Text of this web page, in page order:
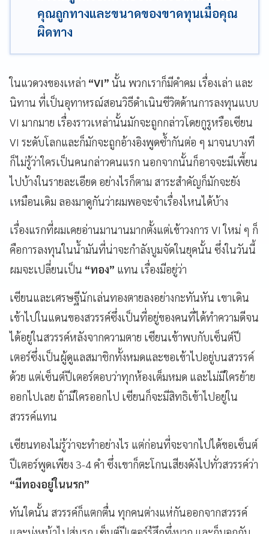
คุณถูกทางและขนาดของขาดทุนเมื่อคุณ
ผิดทาง
ในแวดวงของเหล่า “VI” นั้น พวกเราก็มีคำคม เรื่องเล่า และ
นิทาน ที่เป็นอุทาหรณ์สอนวิธีดำเนินชีวิตด้านการลงทุนแบบ
VI มากมาย เรื่องราวเหล่านั้นมักจะถูกกล่าวโดยกูรูหรือเซียน
VI ระดับโลกและก็มักจะถูกอ้างอิงพูดซ้ำกันต่อ ๆ มาจนบางที
ก็ไม่รู้ว่าใครเป็นคนกล่าวคนแรก นอกจากนั้นก็อาจจะมีเพี้ยน
ไปบ้างในรายละเอียด อย่างไรก็ตาม สาระสำคัญก็มักจะยัง
เหมือนเดิม ลองมาดูกันว่าผมพอจะจำเรื่องไหนได้บ้าง
เรื่องแรกที่ผมเคยอ่านมานานมากตั้งแต่เข้าวงการ VI ใหม่ ๆ ก็
คือการลงทุนในน้ำมันที่น่าจะกำลังบูมจัดในยุคนั้น ซึ่งในวันนี้
ผมจะเปลี่ยนเป็น “ทอง” แทน เรื่องมีอยู่ว่า
เซียนและเศรษฐีนักเล่นทองตายลงอย่างกะทันหัน เขาเดิน
เข้าไปในแดนของสวรรค์ซึ่งเป็นที่อยู่ของคนที่ได้ทำความดีจน
ได้อยู่ในสวรรค์หลังจากความตาย เซียนเข้าพบกับเซ็นต์ปี
เตอร์ซึ่งเป็นผู้ดูแลสมาชิกทั้งหมดและขอเข้าไปอยู่บนสวรรค์
ด้วย แต่เซ็นต์ปีเตอร์ตอบว่าทุกห้องเต็มหมด และไม่มีใครย้าย
ออกไปเลย ถ้ามีใครออกไป เซียนก็จะมีสิทธิเข้าไปอยู่ใน
สวรรค์แทน
เซียนทองไม่รู้ว่าจะทำอย่างไร แต่ก่อนที่จะจากไปได้ขอเซ็นต์
ปีเตอร์พูดเพียง 3-4 คำ ซึ่งเขาก็ตะโกนเสียงดังไปทั่วสวรรค์ว่า
“มีทองอยู่ในนรก”
ทันใดนั้น สวรรค์ก็แตกตื่น ทุกคนต่างแห่กันออกจากสวรรค์